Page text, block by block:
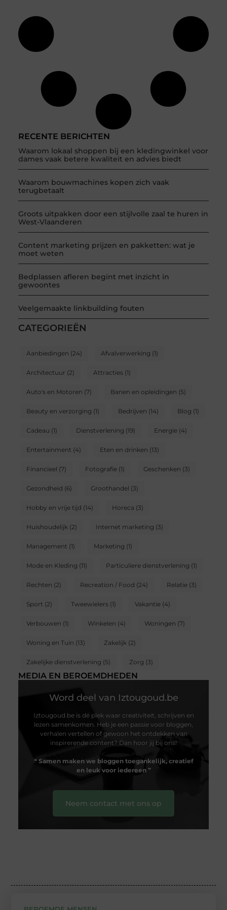
RECENTE BERICHTEN
Waarom lokaal shoppen bij een kledingwinkel voor
dames vaak betere kwaliteit en advies biedt
Waarom bouwmachines kopen zich vaak
terugbetaalt
Groots uitpakken door een stijlvolle zaal te huren in
West-Vlaanderen
Content marketing prijzen en pakketten: wat je
moet weten
Bedplassen afleren begint met inzicht in
gewoontes
Veelgemaakte linkbuilding fouten
CATEGORIEËN
Aanbiedingen (24) Afvalverwerking (1)
Architectuur (2) Attracties(1)
Auto's en Motoren (7) Banen en opleidingen (5)
Beauty en verzorging (1) Bedrijven (14) Blog (1)
Cadeau (1) Dienstverlening (19) Energie(4)
Entertainment (4) Eten en drinken (13)
Financieel (7) Fotografie(1) Geschenken (3)
Gezondheid (6) Groothandel (3)
Hobby en vrije tijd (14) Horeca (3)
Huishoudelijk(2) Internet marketing (3)
Management (1) Marketing (1)
Mode en Kleding (11) Particuliere dienstverlening (1)
Rechten (2) Recreation / Food (24) Relatie(3)
Sport (2) Tweewielers(1) Vakantie(4)
Verbouwen (1) Winkelen (4) Woningen (7)
Woning en Tuin (13) Zakelijk(2)
Zakelijke dienstverlening (5) Zorg (3)
MEDIA EN BEROEMDHEDEN
Word deel van Iztougoud.be
Iztougoud.be is dé plek waar creativiteit, schrijven en
lezen samenkomen. Heb je een passie voor bloggen,
verhalen vertellen of gewoon het ontdekken van
inspirerende content? Dan hoor jij bij ons!
❝ Samen maken we bloggen toegankelijk, creatief
en leuk voor iedereen❞
Neem contact met ons op